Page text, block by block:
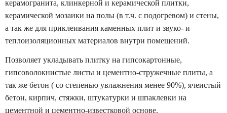
керамогранита, клинкерной и керамической плитки,
керамической мозаики на полы (в т.ч. с подогревом) и стены,
а так же для приклеивания каменных плит и звуко- и
теплоизоляционных материалов внутри помещений.
Позволяет укладывать плитку на гипсокартонные,
гипсоволокнистые листы и цементно-стружечные плиты, а
так же бетон ( со степенью увлажнения менее 90%), ячеистый
бетон, кирпич, стяжки, штукатурки и шпаклевки на
цементной и цементно-известковой основе.